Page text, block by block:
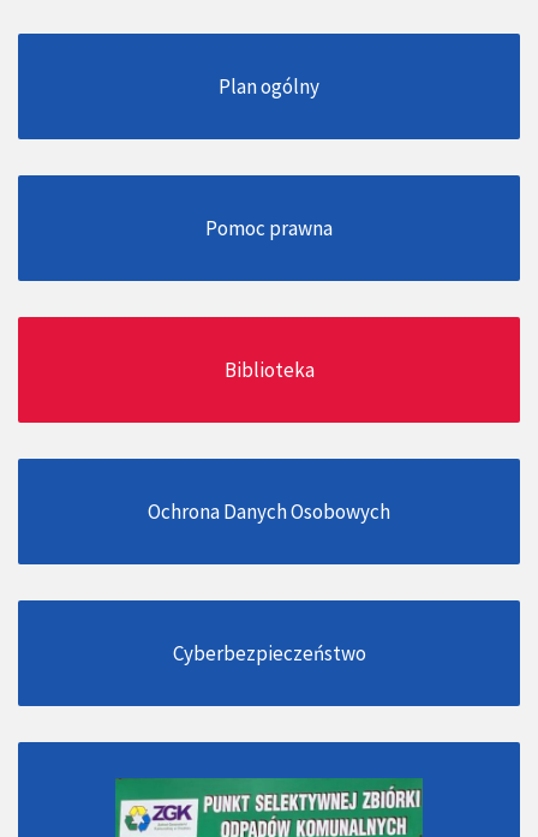
Plan ogólny
Pomoc prawna
Biblioteka
Ochrona Danych Osobowych
Cyberbezpieczeństwo